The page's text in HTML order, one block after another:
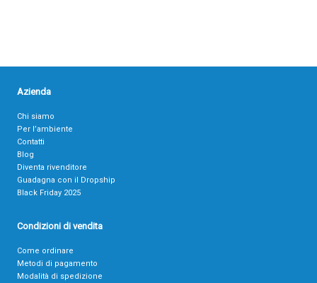
Azienda
Chi siamo
Per l’ambiente
Contatti
Blog
Diventa rivenditore
Guadagna con il Dropship
Black Friday 2025
Condizioni di vendita
Come ordinare
Metodi di pagamento
Modalità di spedizione